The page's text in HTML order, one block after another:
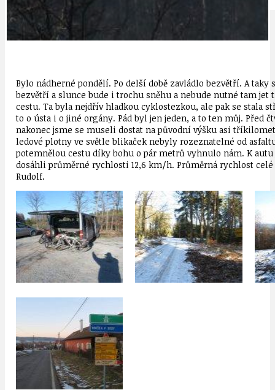
Bylo nádherné pondělí. Po delší době zavládlo bezvětří. A
bezvětří a slunce bude i trochu sněhu a nebude nutné tam
cestu. Ta byla nejdřív hladkou cyklostezkou, ale pak se
to o ústa i o jiné orgány. Pád byl jen jeden, a to ten můj. Před
nakonec jsme se museli dostat na původní výšku asi
ledové plotny ve světle blikaček nebyly rozeznatelné od
potemnělou cestu díky bohu o pár metrů vyhnulo nám. K
dosáhli průměrné rychlosti 12,6 km/h. Průměrná rychlost
Rudolf.